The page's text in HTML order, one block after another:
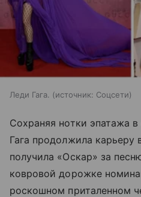
Леди Гага. источник: Соцсети
Сохраняя нотки эпатажа
Гага продолжила карьеру
получила «Оскар» за
ковровой дорожке
роскошном приталенном